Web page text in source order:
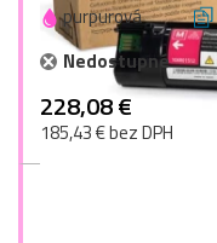
purpurová
Nedostupné
228,08 €
185,43 € bez DPH